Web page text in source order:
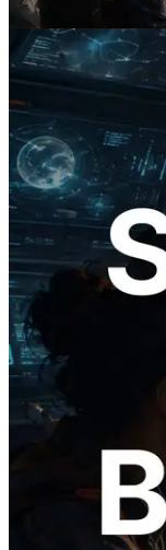
Bu makaleyi oku
2026.05.24
Validators
Analyzer'ı
Üretim
Bu makaleyi oku
Daha fazla yükle